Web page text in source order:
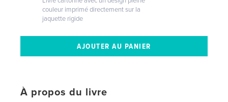
couleur imprimé directement sur la
jaquette rigide
À propos du livre